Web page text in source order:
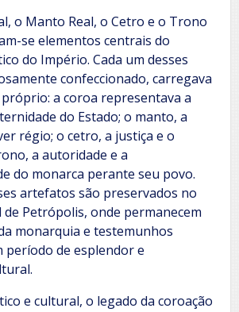
o Manto Real, o Cetro e o Trono
se elementos centrais do
do Império. Cada um desses
confeccionado, carregava
a coroa representava a
do Estado; o manto, a
régio; o cetro, a justiça e o
a autoridade e a
do monarca perante seu povo.
artefatos são preservados no
Petrópolis, onde permanecem
monarquia e testemunhos
período de esplendor e
e cultural, o legado da coroação